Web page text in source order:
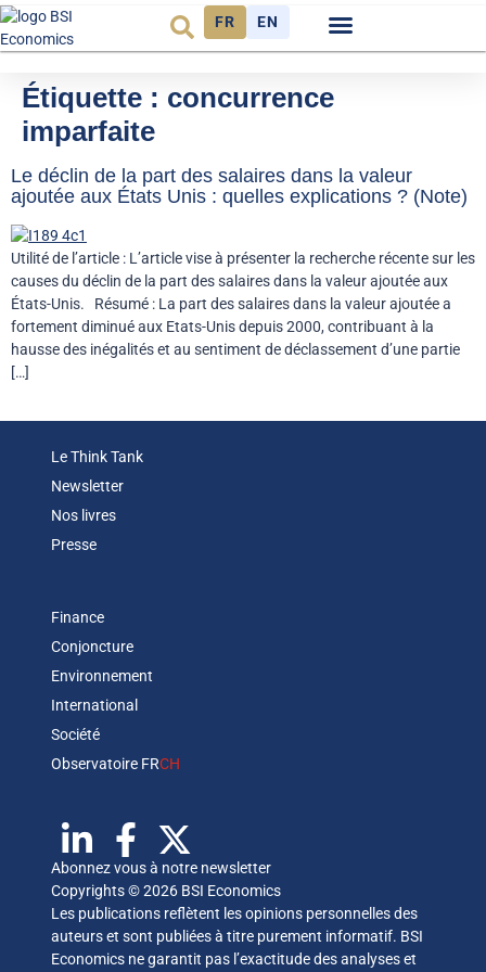
FR EN
Étiquette : concurrence
imparfaite
Le déclin de la part des salaires dans la valeur
ajoutée aux États Unis : quelles explications ? (Note)
Utilité de l’article : L’article vise à présenter la recherche récente sur les
causes du déclin de la part des salaires dans la valeur ajoutée aux
États-Unis. Résumé : La part des salaires dans la valeur ajoutée a
fortement diminué aux Etats-Unis depuis 2000, contribuant à la
hausse des inégalités et au sentiment de déclassement d’une partie
[…]
Le Think Tank
Newsletter
Nos livres
Presse
Finance
Conjoncture
Environnement
International
Société
Observatoire FRCH
Abonnez vous à notre newsletter
Copyrights © 2026 BSI Economics
Les publications reflètent les opinions personnelles des
auteurs et sont publiées à titre purement informatif. BSI
Economics ne garantit pas l’exactitude des analyses et